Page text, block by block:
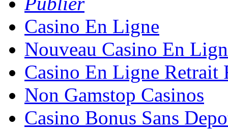
Casino En Ligne
Nouveau Casino En
Casino En Ligne Retrait
Non Gamstop Casinos
Casino Bonus Sans